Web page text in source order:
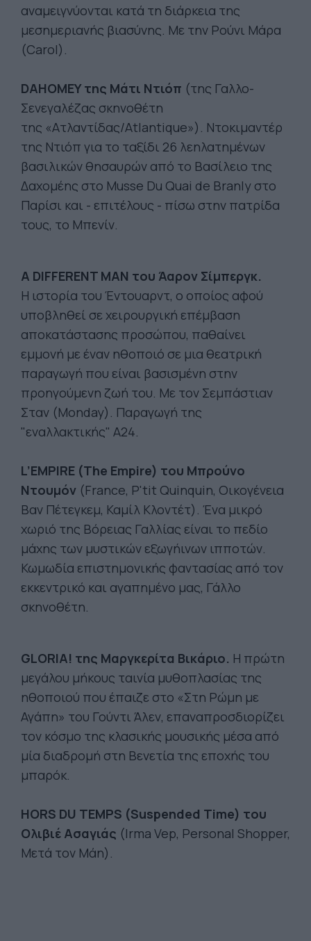
αναμειγνύονται κατά τη διάρκεια της
μεσημεριανής βιασύνης. Με την Ρούνι Μάρα
(Carol).
DAHOMEY της Μάτι Ντιόπ (της Γαλλο-
Σενεγαλέζας σκηνοθέτη
της «Ατλαντίδας/Atlantique»). Ντοκιμαντέρ
της Ντιόπ για το ταξίδι 26 λεηλατημένων
βασιλικών θησαυρών από το Βασίλειο της
Δαχομέης στο Musse Du Quai de Branly στο
Παρίσι και - επιτέλους - πίσω στην πατρίδα
τους, το Μπενίν.
A DIFFERENT MAN του Άαρον Σίμπεργκ.
Η ιστορία του Έντουαρντ, ο οποίος αφού
υποβληθεί σε χειρουργική επέμβαση
αποκατάστασης προσώπου, παθαίνει
εμμονή με έναν ηθοποιό σε μια θεατρική
παραγωγή που είναι βασισμένη στην
προηγούμενη ζωή του. Με τον Σεμπάστιαν
Σταν (Monday). Παραγωγή της
"εναλλακτικής" Α24.
L’EMPIRE (The Empire) του Μπρούνο
Ντουμόν (France, P'tit Quinquin, Οικογένεια
Βαν Πέτεγκεμ, Καμίλ Κλοντέτ). Ένα μικρό
χωριό της Βόρειας Γαλλίας είναι το πεδίο
μάχης των μυστικών εξωγήινων ιπποτών.
Κωμωδία επιστημονικής φαντασίας από τον
εκκεντρικό και αγαπημένο μας, Γάλλο
σκηνοθέτη.
GLORIA! της Μαργκερίτα Βικάριο. Η πρώτη
μεγάλου μήκους ταινία μυθοπλασίας της
ηθοποιού που έπαιζε στο «Στη Ρώμη με
Αγάπη» του Γούντι Άλεν, επαναπροσδιορίζει
τον κόσμο της κλασικής μουσικής μέσα από
μία διαδρομή στη Βενετία της εποχής του
μπαρόκ.
HORS DU TEMPS (Suspended Time) του
Ολιβιέ Ασαγιάς (Irma Vep, Personal Shopper,
Μετά τον Μάη).